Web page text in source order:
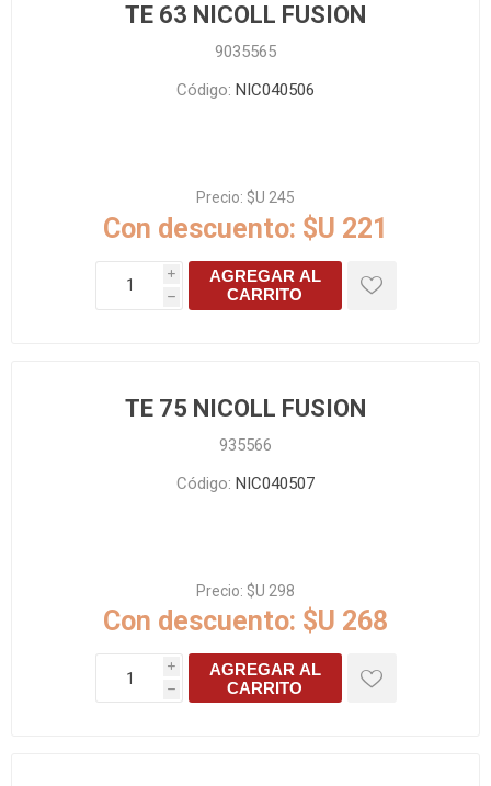
TE 63 NICOLL FUSION
9035565
Código: NIC040506
Precio: $U 245
Con descuento: $U 221
i
h
AGREGAR AL
CARRITO
TE 75 NICOLL FUSION
935566
Código: NIC040507
Precio: $U 298
Con descuento: $U 268
i
h
AGREGAR AL
CARRITO